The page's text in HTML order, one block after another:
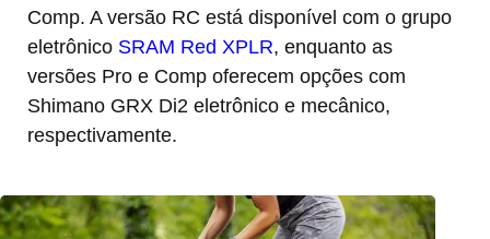
Comp. A versão RC está disponível com o grupo
eletrônico SRAM Red XPLR, enquanto as
versões Pro e Comp oferecem opções com
Shimano GRX Di2 eletrônico e mecânico,
respectivamente.